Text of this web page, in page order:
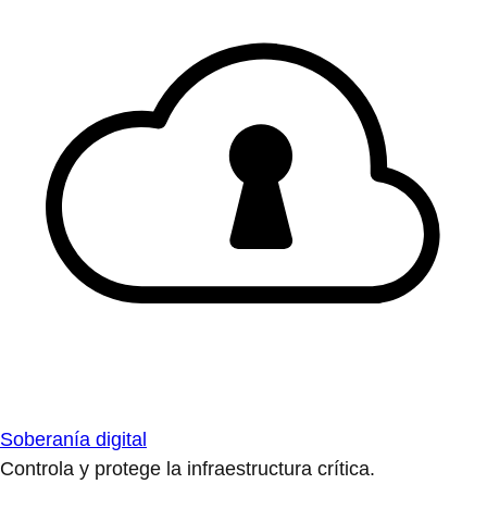
Soberanía digital
Controla y protege la infraestructura crítica.